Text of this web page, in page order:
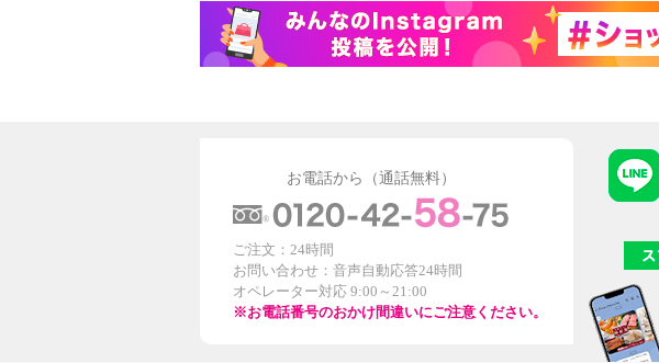
お電話から（通話無料）
ご注文：24時間
お問い合わせ：音声自動応答24時間
オペレーター対応 9:00～21:00
※お電話番号のおかけ間違いにご注意ください。